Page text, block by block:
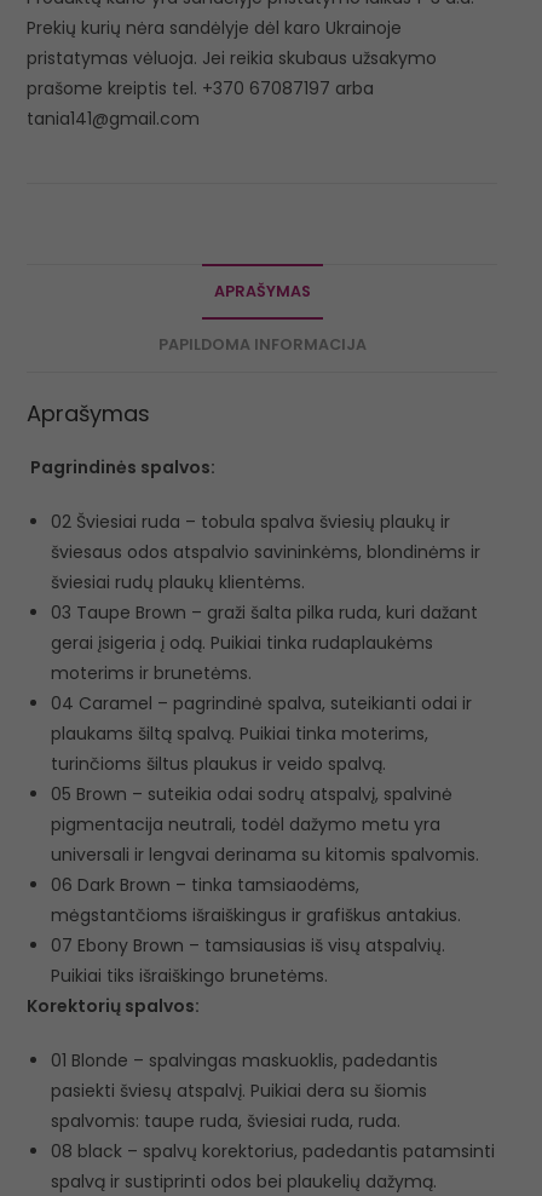
Prekių kurių nėra sandėlyje dėl karo Ukrainoje
pristatymas vėluoja. Jei reikia skubaus užsakymo
prašome kreiptis tel. +370 67087197 arba
tania141@gmail.com
APRAŠYMAS
PAPILDOMA INFORMACIJA
Aprašymas
Pagrindinės spalvos:
02 Šviesiai ruda – tobula spalva šviesių plaukų ir
šviesaus odos atspalvio savininkėms, blondinėms ir
šviesiai rudų plaukų klientėms.
03 Taupe Brown – graži šalta pilka ruda, kuri dažant
gerai įsigeria į odą. Puikiai tinka rudaplaukėms
moterims ir brunetėms.
04 Caramel – pagrindinė spalva, suteikianti odai ir
plaukams šiltą spalvą. Puikiai tinka moterims,
turinčioms šiltus plaukus ir veido spalvą.
05 Brown – suteikia odai sodrų atspalvį, spalvinė
pigmentacija neutrali, todėl dažymo metu yra
universali ir lengvai derinama su kitomis spalvomis.
06 Dark Brown – tinka tamsiaodėms,
mėgstantčioms išraiškingus ir grafiškus antakius.
07 Ebony Brown – tamsiausias iš visų atspalvių.
Puikiai tiks išraiškingo brunetėms.
Korektorių spalvos:
01 Blonde – spalvingas maskuoklis, padedantis
pasiekti šviesų atspalvį. Puikiai dera su šiomis
spalvomis: taupe ruda, šviesiai ruda, ruda.
08 black – spalvų korektorius, padedantis patamsinti
spalvą ir sustiprinti odos bei plaukelių dažymą.